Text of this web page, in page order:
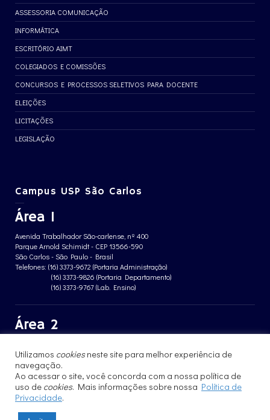
ASSESSORIA COMUNICAÇÃO
INFORMÁTICA
ESCRITÓRIO AIMT
COLEGIADOS E COMISSÕES
CONCURSOS E PROCESSOS SELETIVOS PARA DOCENTE
ELEIÇÕES
LICITAÇÕES
LEGISLAÇÃO
Campus USP São Carlos
Área 1
Avenida Trabalhador São-carlense, nº 400
Parque Arnold Schimidt - CEP 13566-590
São Carlos - São Paulo - Brasil
Telefones: (16) 3373-9672 (Portaria Administração)
(16) 3373-9826 (Portaria Departamento)
(16) 3373-9767 (Lab. Ensino)
Área 2
Jardim Santa Angelina - CEP 13563-120
São Carlos - São Paulo - Brasil
Telefone: (16) 3373-8068 (Portaria prédio CFBio)
(16) 3364-8070 (Portaria prédio poloTErRA)
Utilizamos cookiesneste site para melhor experiência de
navegação.
Ao acessar o site, você concorda com a nossa política de
uso de cookies. Mais informações sobre nossa Política de
Privacidade.